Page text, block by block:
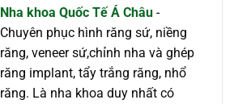
Nha khoa Quốc Tế Á Châu -
Chuyên phục hình răng sứ, niềng
răng, veneer sứ,chỉnh nha và ghép
răng implant, tẩy trắng răng, nhổ
răng. Là nha khoa duy nhất có